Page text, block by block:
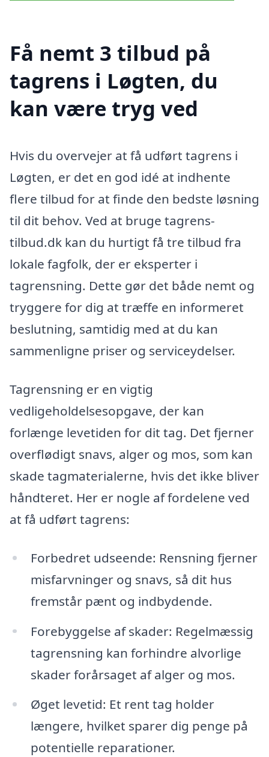
Få nemt 3 tilbud på
tagrens i Løgten, du
kan være tryg ved
Hvis du overvejer at få udført tagrens i
Løgten, er det en god idé at indhente
flere tilbud for at finde den bedste løsning
til dit behov. Ved at bruge tagrens-
tilbud.dk kan du hurtigt få tre tilbud fra
lokale fagfolk, der er eksperter i
tagrensning. Dette gør det både nemt og
tryggere for dig at træffe en informeret
beslutning, samtidig med at du kan
sammenligne priser og serviceydelser.
Tagrensning er en vigtig
vedligeholdelsesopgave, der kan
forlænge levetiden for dit tag. Det fjerner
overflødigt snavs, alger og mos, som kan
skade tagmaterialerne, hvis det ikke bliver
håndteret. Her er nogle af fordelene ved
at få udført tagrens:
Forbedret udseende: Rensning fjerner
misfarvninger og snavs, så dit hus
fremstår pænt og indbydende.
Forebyggelse af skader: Regelmæssig
tagrensning kan forhindre alvorlige
skader forårsaget af alger og mos.
Øget levetid: Et rent tag holder
længere, hvilket sparer dig penge på
potentielle reparationer.